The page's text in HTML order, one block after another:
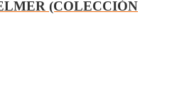
(COLECCIÓN